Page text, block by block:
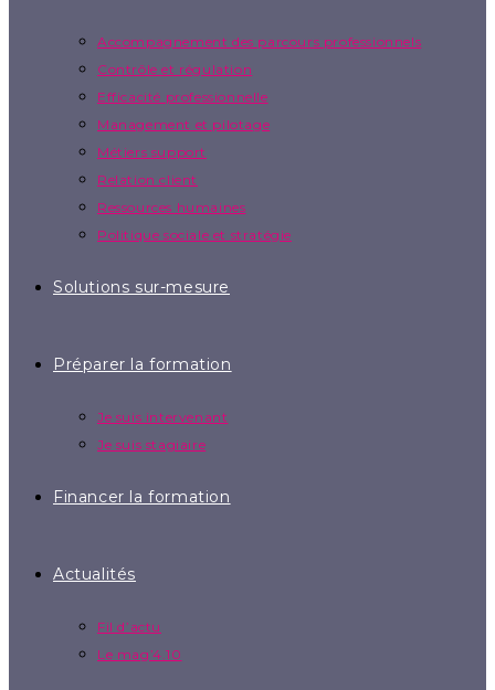
Accompagnement des parcours professionnels
Contrôle et régulation
Efficacité professionnelle
Management et pilotage
Métiers support
Relation client
Ressources humaines
Politique sociale et stratégie
Solutions sur-mesure
Préparer la formation
Je suis intervenant
Je suis stagiaire
Financer la formation
Actualités
Fil d’actu
Le mag’4.10